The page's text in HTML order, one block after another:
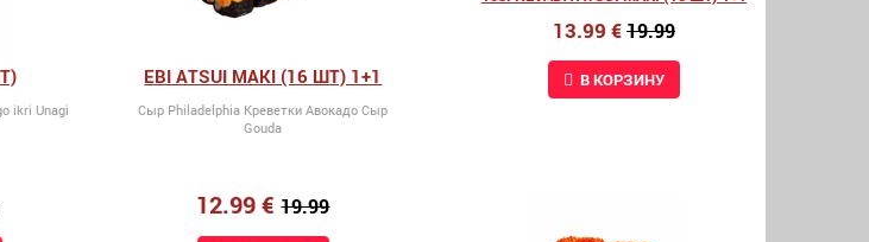
13.99 €19.99
В КОРЗИНУ
ikri Unagi
EBI ATSUI MAKI (16 ШТ) 1+1
Сыр Philadelphia Kреветки Авокадо Сыр
Gouda
12.99 €19.99